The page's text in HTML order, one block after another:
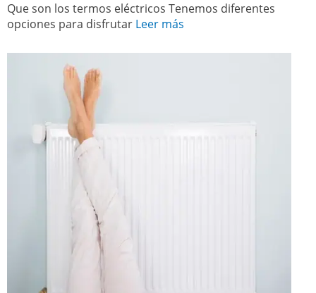
Que son los termos eléctricos Tenemos diferentes
opciones para disfrutar Leer más